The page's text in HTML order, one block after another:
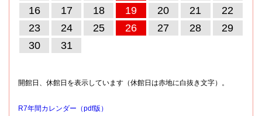
16
17 18 19 20 21
22
23
24 25 26 27 28
29
30
31
開館日、休館日を表示しています（休館日は赤地に白抜き文字）。
R7年間カレンダー（pdf版）